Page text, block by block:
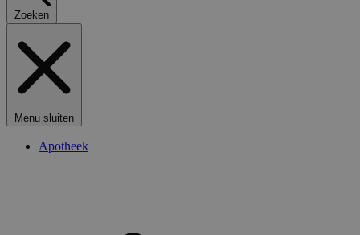
Zoeken
Menu sluiten
Apotheek